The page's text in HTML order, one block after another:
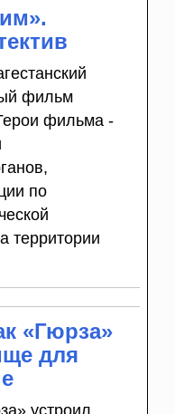
фильм
фильма -
по
территории
«Гюрза»
для